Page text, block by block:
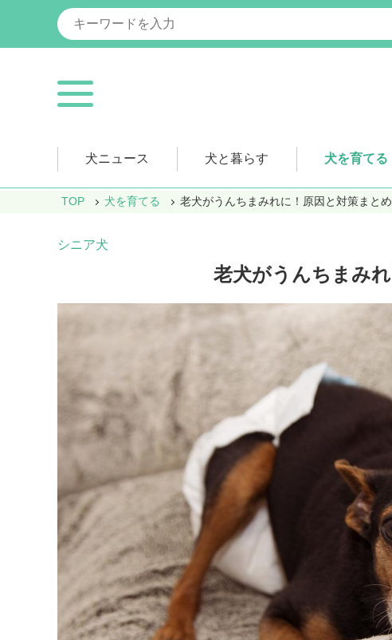
犬ニュース 犬と暮らす 犬を育てる
TOP 犬を育てる 老犬がうんちまみれに！原因と対策まとめ
シニア犬
老犬がうんちまみ